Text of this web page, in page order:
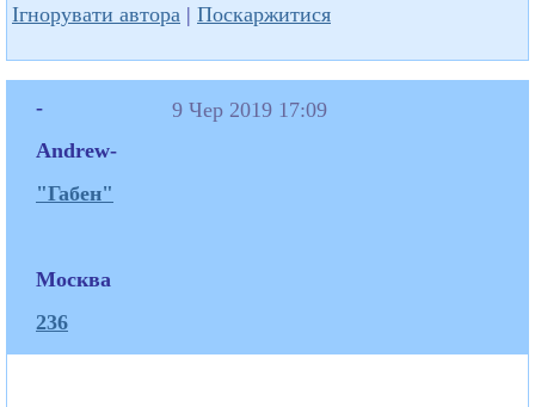
Ігнорувати автора | Поскаржитися
-
Andrew-
"Габен"
Москва
236
9 Чер 2019 17:09